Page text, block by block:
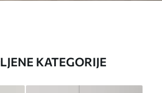
KATEGORIJE